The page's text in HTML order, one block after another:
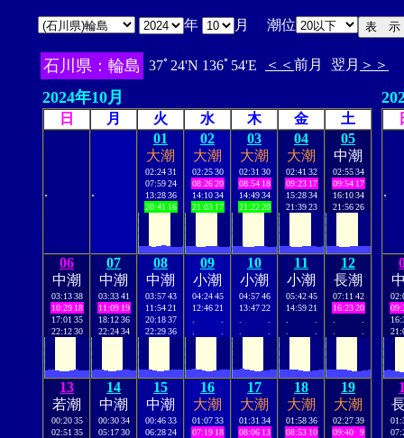
年 月 潮位
石川県：輪島 37ﾟ24'N 136ﾟ54'E ＜＜ 前月 翌月 ＞＞
2024年10月
日 月 火 水 木 金 土
. .
01
大潮
02:24 31
07:59 24
13:28 36
20:41 16
02
大潮
02:25 30
08:26 20
14:10 34
21:03 17
03
大潮
02:31 30
08:54 18
14:49 34
21:22 20
04
大潮
02:41 32
09:23 17
15:28 34
21:39 23
05
中潮
02:55 34
09:54 17
16:10 34
21:56 26
06
中潮
03:13 38
10:29 18
17:01 35
22:12 30
07
中潮
03:33 41
11:09 19
18:12 36
22:24 34
08
中潮
03:57 43
11:54 21
20:18 37
22:29 36
09
小潮
04:24 45
12:46 21
10
小潮
04:57 46
13:47 22
11
小潮
05:42 45
14:59 21
12
長潮
07:11 42
16:23 20
13
若潮
00:20 35
02:51 35
14
中潮
00:30 34
05:17 30
15
中潮
00:46 33
06:28 24
16
大潮
01:07 33
07:19 18
17
大潮
01:31 34
08:06 13
18
大潮
01:58 36
08:53 10
19
大潮
02:27 39
09:40
9
.